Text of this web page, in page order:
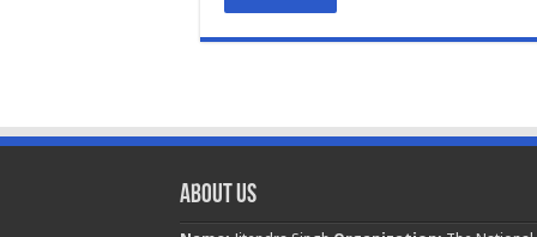
About Us